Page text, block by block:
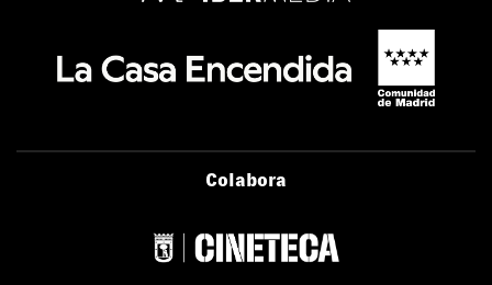
Colabora